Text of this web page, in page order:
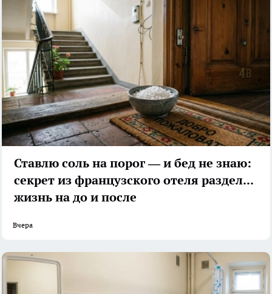
Ставлю соль на порог — и бед не знаю:
секрет из французского отеля разделил
жизнь на до и после
Вчера